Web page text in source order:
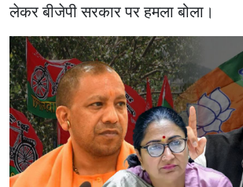
लेकर बीजेपी सरकार पर हमला बोला।